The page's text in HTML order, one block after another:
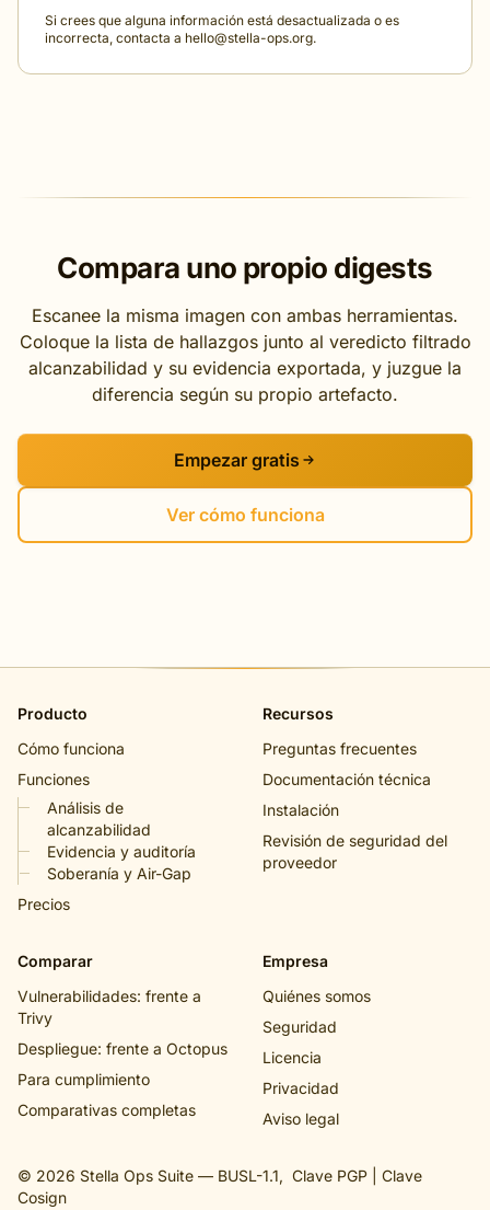
Si crees que alguna información está desactualizada o es
incorrecta, contacta a hello@stella-ops.org.
Compara uno propio digests
Escanee la misma imagen con ambas herramientas.
Coloque la lista de hallazgos junto al veredicto filtrado
alcanzabilidad y su evidencia exportada, y juzgue la
diferencia según su propio artefacto.
Empezar gratis
Ver cómo funciona
Producto
Cómo funciona
Funciones
Análisis de
alcanzabilidad
Evidencia y auditoría
Soberanía y Air-Gap
Precios
Recursos
Preguntas frecuentes
Documentación técnica
Instalación
Revisión de seguridad del
proveedor
Comparar
Vulnerabilidades: frente a
Trivy
Despliegue: frente a Octopus
Para cumplimiento
Comparativas completas
Empresa
Quiénes somos
Seguridad
Licencia
Privacidad
Aviso legal
© 2026 Stella Ops Suite — BUSL-1.1, Clave PGP
Clave
Cosign